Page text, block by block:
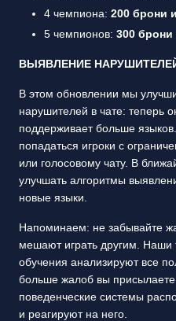
4 чемпиона: 200 брони
5 чемпионов: 300 брони
ВЫЯВЛЕНИЕ
В этом обновлении мы
нарушителей в чате: теперь
поддерживает больше
попадаться игроки с
или голосовому чату. В
улучшать алгоритмы
новые языки.
Напоминаем: не забывайте
мешают играть другим. Наши
обучения анализируют все
больше жалоб вы
поведенческие системы
и реагируют на него.